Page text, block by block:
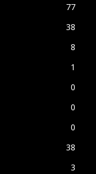
77
38
8
1
0
0
0
38
3